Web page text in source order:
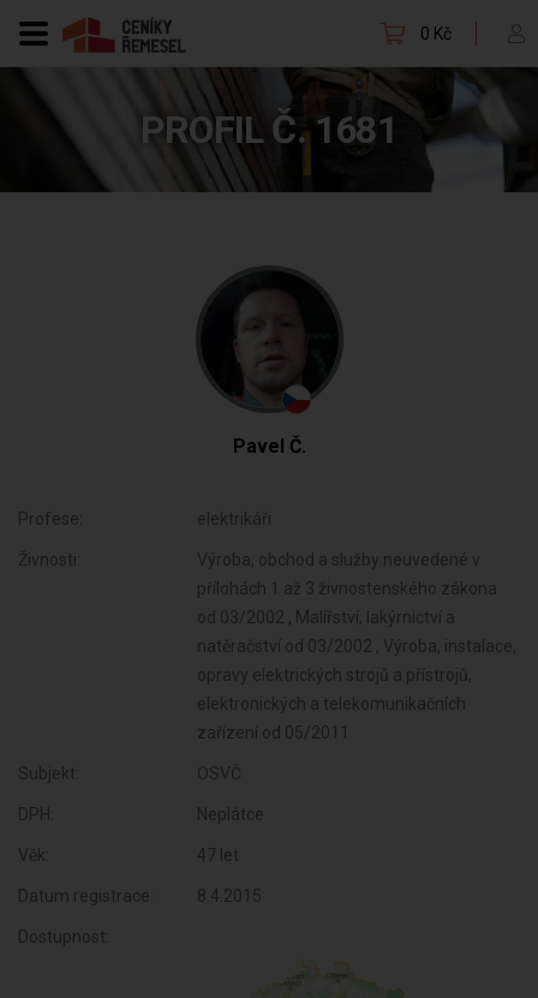
0 Kč
PROFIL Č. 1681
Pavel Č.
Profese: elektrikáři
Živnosti:
Výroba, obchod a služby neuvedené v
přílohách 1 až 3 živnostenského zákona
od 03/2002 , Malířství, lakýrnictví a
natěračství od 03/2002 , Výroba, instalace,
opravy elektrických strojů a přístrojů,
elektronických a telekomunikačních
zařízení od 05/2011
Subjekt: OSVČ
DPH: Neplátce
Věk: 47 let
Datum registrace: 8.4.2015
Dostupnost: